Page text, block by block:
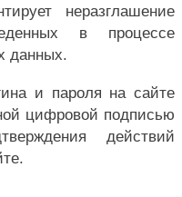
неразглашение
в процессе
данных.
и пароля на сайте
цифровой подписью
действий